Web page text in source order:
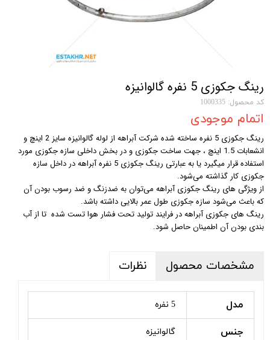
رینگ جکوزی 5 نفره گالوانیزه
کد محصول: 1000335
اتمام موجودی
رینگ جکوزی 5 نفره ساخته شده شرکت آبراهه از لوله گالوانیزه سایز 2 اینچ و
انشعابات 1.5 اینچ ، جهت ساخت جکوزی و در بخش داخلی سازه جکوزی مورد
استفاده قرار میگیرد یا به عبارتی رینگ جکوزی 5 نفره آبراهه در داخل سازه
جکوزی کار گذاشته می‌شود.
از ویژگی های رینگ جکوزی آبراهه می‌توان به ضدزنگ و ضد رسوب بودن آن
که باعث می‌شود سازه جکوزی طول عمر بالایی داشته باشد.
رینگ های جکوزی آبراهه در فرایند تولید تحت فشار هوا تست شده تا از آب
بندی بودن آن اطمینان حاصل شود.
مشخصات محصول نظرات
مدل 5 نفره
جنس گالوانیزه